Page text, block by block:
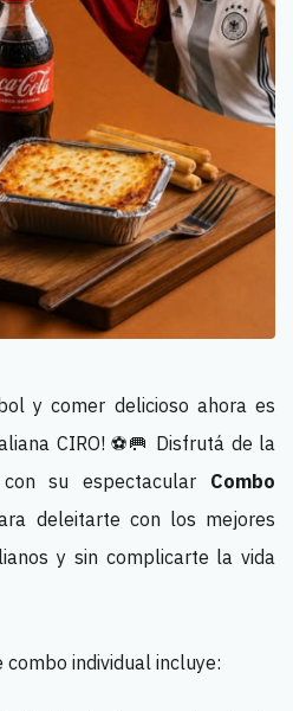
y comer delicioso ahora es
CIRO! ⚽🥅 Disfrutá de la
su espectacular Combo
deleitarte con los mejores
y sin complicarte la vida
combo individual incluye: